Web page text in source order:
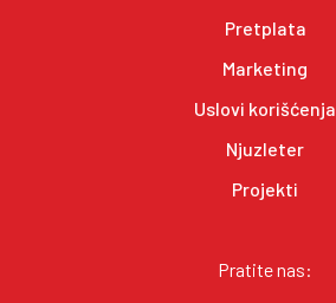
Pretplata
Marketing
Uslovi korišćenja
Njuzleter
Projekti
Pratite nas: